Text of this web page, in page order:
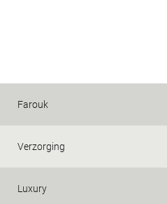
Farouk
Verzorging
Luxury